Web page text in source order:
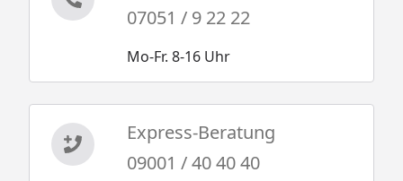
07051 / 9 22 22
Mo-Fr. 8-16 Uhr
Express-Beratung
09001 / 40 40 40